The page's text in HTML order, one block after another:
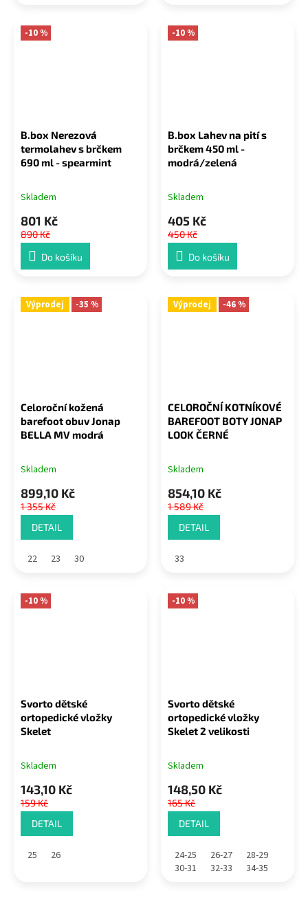
-10 %
B.box Nerezová
termolahev s brčkem
690 ml - spearmint
Skladem
801 Kč
890 Kč
Do košíku
-10 %
B.box Lahev na pití s
brčkem 450 ml -
modrá/zelená
Skladem
405 Kč
450 Kč
Do košíku
Výprodej -35 %
Celoroční kožená
barefoot obuv Jonap
BELLA MV modrá
Skladem
899,10 Kč
1 355 Kč
DETAIL
22 23 30
Výprodej -46 %
CELOROČNÍ KOTNÍKOVÉ
BAREFOOT BOTY JONAP
LOOK ČERNÉ
Skladem
854,10 Kč
1 589 Kč
DETAIL
33
-10 %
Svorto dětské
ortopedické vložky
Skelet
Skladem
143,10 Kč
159 Kč
DETAIL
25 26
-10 %
Svorto dětské
ortopedické vložky
Skelet 2 velikosti
Skladem
148,50 Kč
165 Kč
DETAIL
24-25 26-27
28-29
30-31
32-33 34-35